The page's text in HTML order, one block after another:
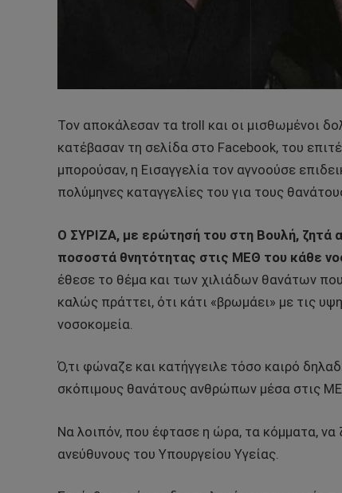
Τον αποκάλεσαν τα troll και οι μισθωμένοι
κατέβασαν τη σελίδα στο Facebook, του
μπορούσαν, η Εισαγγελία τον αγνοούσε
πολύμηνες καταγγελίες του για τους
Ο ΣΥΡΙΖΑ, με ερώτησή του στη Βουλή, ζητά
ποσοστά θνητότητας στις ΜΕΘ του κάθε
έθεσε το θέμα και των χιλιάδων θανάτων
καλώς πράττει, ότι κάτι «βρωμάει» με τις
νοσοκομεία.
Ό,τι φώναζε και κατήγγειλε τόσο καιρό
σκόπιμους θανάτους ανθρώπων μέσα στις
Να λοιπόν, που έφτασε η ώρα, τα κόμματα, να
ανεύθυνους του Υπουργείου Υγείας.